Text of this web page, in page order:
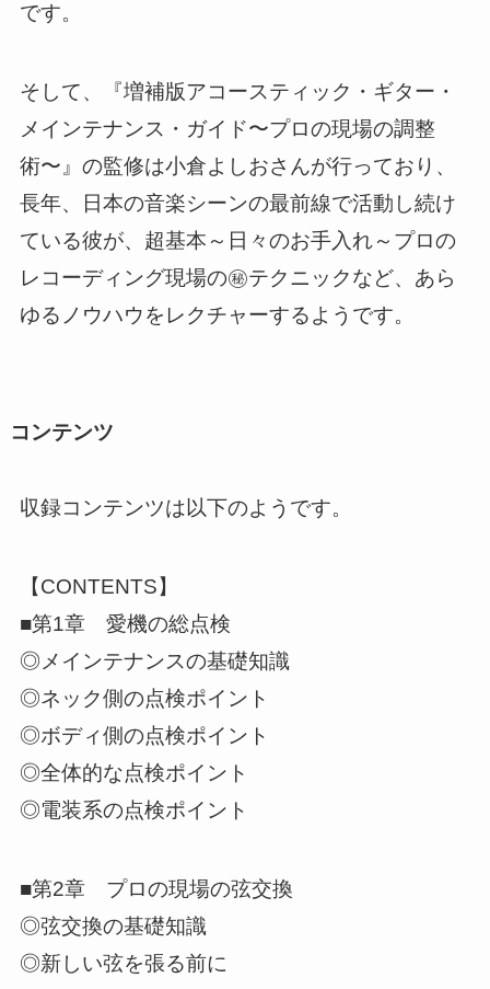
です。
そして、『増補版アコースティック・ギター・
メインテナンス・ガイド〜プロの現場の調整
術〜』の監修は小倉よしおさんが行っており、
長年、日本の音楽シーンの最前線で活動し続け
ている彼が、超基本～日々のお手入れ～プロの
レコーディング現場の㊙テクニックなど、あら
ゆるノウハウをレクチャーするようです。
コンテンツ
収録コンテンツは以下のようです。
【CONTENTS】
■第1章 愛機の総点検
◎メインテナンスの基礎知識
◎ネック側の点検ポイント
◎ボディ側の点検ポイント
◎全体的な点検ポイント
◎電装系の点検ポイント
■第2章 プロの現場の弦交換
◎弦交換の基礎知識
◎新しい弦を張る前に